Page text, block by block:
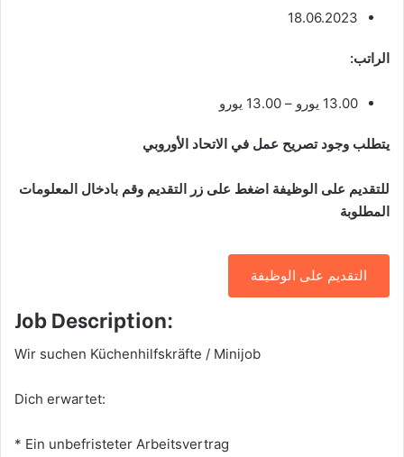
18.06.2023
الراتب:
13.00 يورو – 13.00 يورو
يتطلب وجود تصريح عمل في الاتحاد الأوروبي
للتقديم على الوظيفة اضغط على زر التقديم وقم بادخال المعلومات
المطلوبة
التقديم على الوظيفة
Job Description:
Wir suchen Küchenhilfskräfte / Minijob
Dich erwartet:
* Ein unbefristeter Arbeitsvertrag